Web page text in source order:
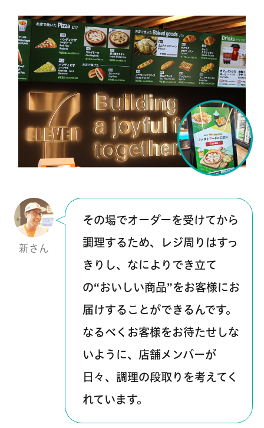
新さん
その場でオーダーを受けてから
調理するため、レジ周りはすっ
きりし、なによりでき立て
の“おいしい商品”をお客様にお
届けすることができるんです。
なるべくお客様をお待たせしな
いように、店舗メンバーが
日々、調理の段取りを考えてく
れています。